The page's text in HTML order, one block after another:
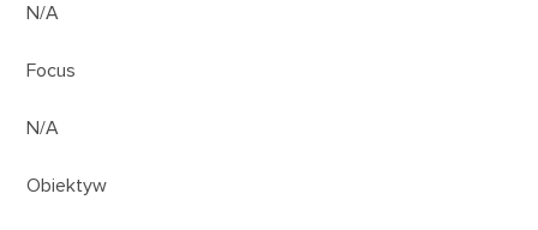
N/A
Focus
N/A
Obiektyw